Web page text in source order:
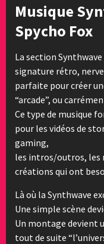
Musique
Spycho Fox
La section
signature rétro,
parfaite pour créer
“arcade”, ou
Ce type de musique
pour les vidéos de
gaming,
les intros/outros, les
créations qui ont
Là où la Synthwave
Une simple scène
Un montage devient
tout de suite